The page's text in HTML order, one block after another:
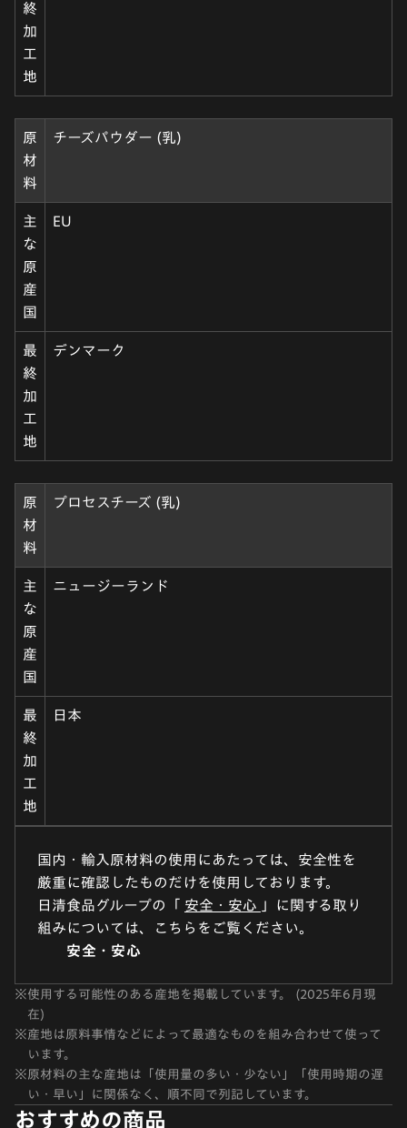
終
加
工
地
原
材
料
チーズパウダー (乳)
主
な
原
産
国
EU
最
終
加
工
地
デンマーク
原
材
料
プロセスチーズ (乳)
主
な
原
産
国
ニュージーランド
最
終
加
工
地
日本
国内・輸入原材料の使用にあたっては、安全性を
厳重に確認したものだけを使用しております。
日清食品グループの「 安全・安心 」に関する取り
組みについては、こちらをご覧ください。
安全・安心
※使用する可能性のある産地を掲載しています。 (2025年6月現
在)
※産地は原料事情などによって最適なものを組み合わせて使って
います。
※原材料の主な産地は「使用量の多い・少ない」「使用時期の遅
い・早い」に関係なく、順不同で列記しています。
おすすめの商品